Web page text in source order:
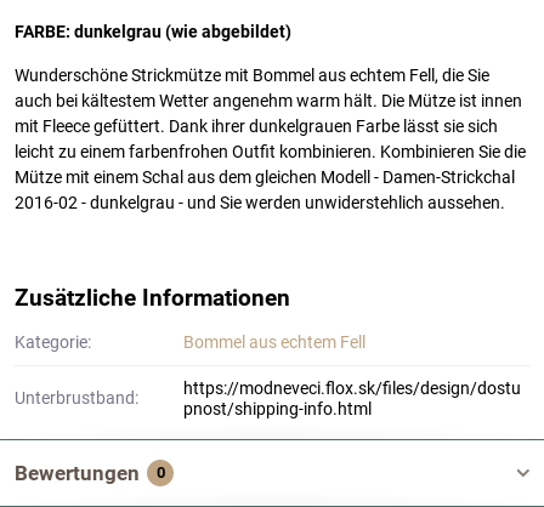
FARBE: dunkelgrau (wie abgebildet)
Wunderschöne Strickmütze mit Bommel aus echtem Fell, die Sie
auch bei kältestem Wetter angenehm warm hält. Die Mütze ist innen
mit Fleece gefüttert. Dank ihrer dunkelgrauen Farbe lässt sie sich
leicht zu einem farbenfrohen Outfit kombinieren. Kombinieren Sie die
Mütze mit einem Schal aus dem gleichen Modell - Damen-Strickchal
2016-02 - dunkelgrau - und Sie werden unwiderstehlich aussehen.
Zusätzliche Informationen
Kategorie: Bommel aus echtem Fell
Unterbrustband:
https://modneveci.flox.sk/files/design/dostu
pnost/shipping-info.html
Bewertungen 0